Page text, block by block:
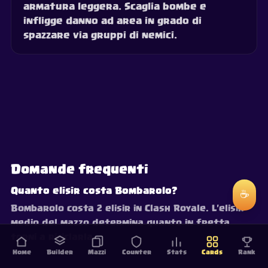
armatura leggera. Scaglia bombe e
infligge danno ad area in grado di
spazzare via gruppi di nemici.
Home Builder Mazzi Counter Stats Cards Rank
Domande frequenti
Quanto elisir costa Bombarolo?
Bombarolo costa 2 elisir in Clash Royale. L'elisir
medio del mazzo determina quanto in fretta
torni a riciclarla.
☕